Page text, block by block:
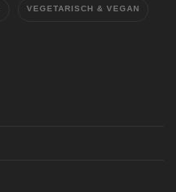
VEGETARISCH & VEGAN